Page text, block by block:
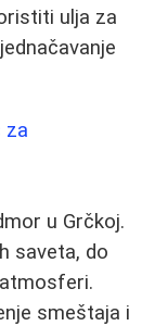
ulja za
za
u Grčkoj.
saveta, do
smeštaja i